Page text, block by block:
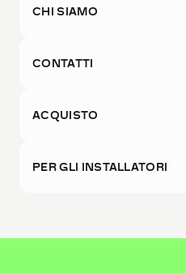
CHI SIAMO
CONTATTI
ACQUISTO
PER GLI INSTALLATORI